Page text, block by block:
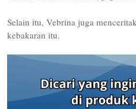
Selain itu, Vebrina juga
kebakaran itu.